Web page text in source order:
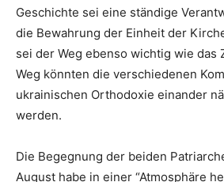
Geschichte sei eine ständige
die Bewahrung der Einheit der
sei der Weg ebenso wichtig wie das
Weg könnten die verschiedenen
ukrainischen Orthodoxie einander
werden.
Die Begegnung der beiden
August habe in einer “Atmosphäre